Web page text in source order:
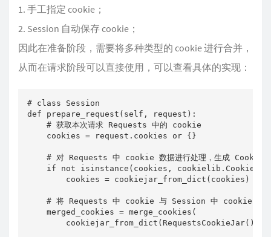
手工指定 cookie；
Session 自动保存 cookie；
因此在准备阶段，需要将多种类型的 cookie 进行合并，
从而在请求阶段可以直接使用，可以查看具体的实现：
# class Session
def prepare_request(self, request):
    # 获取本次请求 Requests 中的 cookie
    cookies = request.cookies or {}
# 对 Requests 中 cookie 数据进行处理，生成
if not isinstance(cookies,
        cookies = cookiejar_from_dict(cookies)
# 将 Requests 中 cookie 与 Session 中 cookie
    merged_cookies = merge_cookies(